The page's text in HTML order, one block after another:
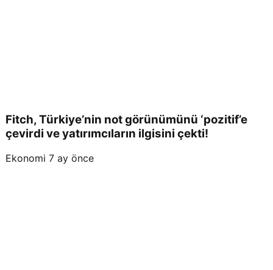
Fitch, Türkiye’nin not görünümünü ‘pozitif’e
çevirdi ve yatırımcıların ilgisini çekti!
Ekonomi 7 ay önce